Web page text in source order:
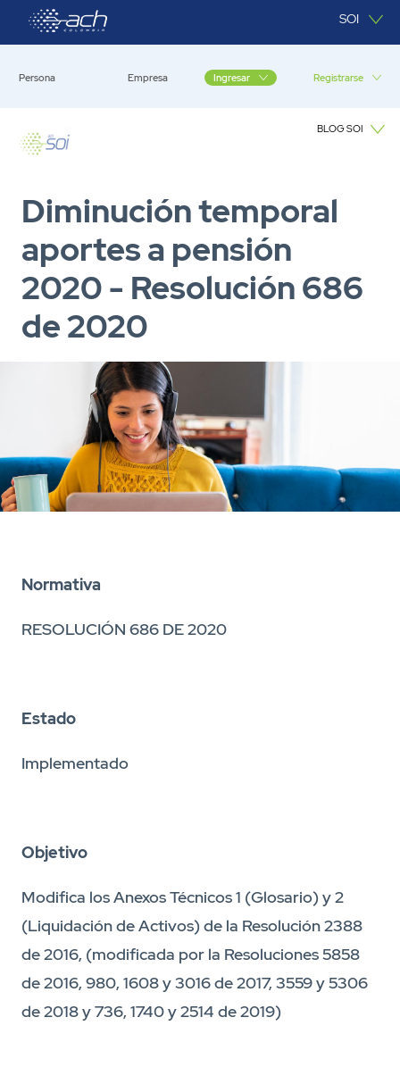
Saltar al contenido principal SOI
Persona Empresa Ingresar Registrarse
BLOG SOI
Diminución temporal
aportes a pensión
2020 - Resolución 686
de 2020
Normativa
RESOLUCIÓN 686 DE 2020
Estado
Implementado
Objetivo
Modifica los Anexos Técnicos 1 (Glosario) y 2
(Liquidación de Activos) de la Resolución 2388
de 2016, (modificada por la Resoluciones 5858
de 2016, 980, 1608 y 3016 de 2017, 3559 y 5306
de 2018 y 736, 1740 y 2514 de 2019)